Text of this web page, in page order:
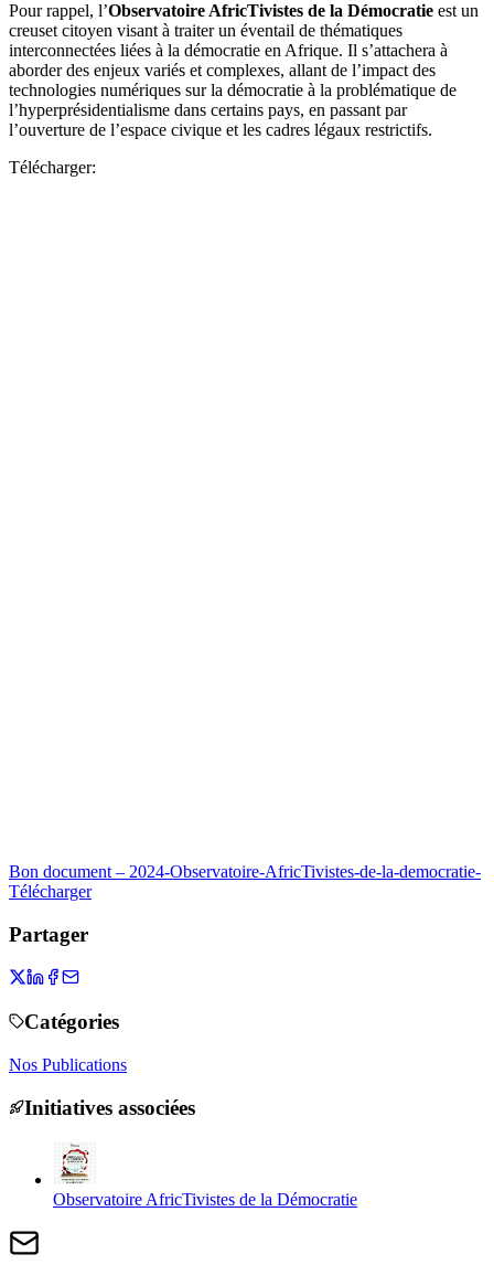
Pour rappel, l’Observatoire AfricTivistes de la Démocratie est un
creuset citoyen visant à traiter un éventail de thématiques
interconnectées liées à la démocratie en Afrique. Il s’attachera à
aborder des enjeux variés et complexes, allant de l’impact des
technologies numériques sur la démocratie à la problématique de
l’hyperprésidentialisme dans certains pays, en passant par
l’ouverture de l’espace civique et les cadres légaux restrictifs.
Télécharger:
Bon document – 2024-Observatoire-AfricTivistes-de-la-democratie-
Télécharger
Partager
Catégories
Nos Publications
Initiatives associées
Observatoire AfricTivistes de la Démocratie